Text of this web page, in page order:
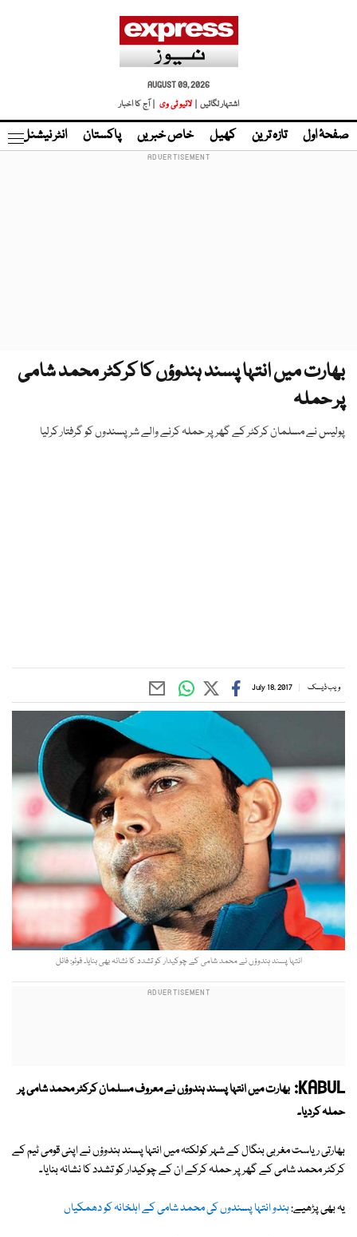
AUGUST 09, 2026
اشتہار لگائیں |
لائیو ٹی وی | آج کا اخبار
صفحۂ اول تازہ ترین کھیل خاص خبریں پاکستان انٹر نیشنل
بھارت میں انتہا پسند ہندوؤں کا کرکٹر محمد شامی
پر حملہ
پولیس نے مسلمان کرکٹر کے گھر پر حملہ کرنے والے شرپسندوں کو گرفتار کرلیا
ویب ڈیسک July 18, 2017
انتہا پسند ہندوؤں نے محمد شامی کے چوکیدار کو تشدد کا نشانہ بھی بنایا۔ فوٹو: فائل
KABUL: بھارت میں انتہا پسند ہندوؤں نے معروف مسلمان کرکٹر محمد شامی پر
حملہ کردیا۔
بھارتی ریاست مغربی بنگال کے شہر کولکتہ میں انتہا پسند ہندوؤں نے اپنی قومی ٹیم کے
کرکٹر محمد شامی کے گھر پر حملہ کرکے ان کے چوکیدار کو تشدد کا نشانہ بنایا۔
یہ بھی پڑھیے:ہندو انتہا پسندوں کی محمد شامی کے اہلخانہ کو دھمکیاں